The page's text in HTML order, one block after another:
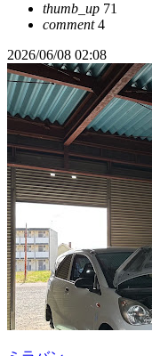
thumb_up 71
comment4
2026/06/08 02:08